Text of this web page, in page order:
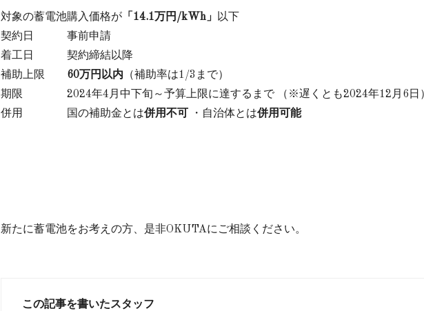
対象の蓄電池購入価格が 「14.1万円/kWh」 以下
契約日
事前申請
着工日
契約締結以降
補助上限
60万円以内
（補助率は1/3まで）
期限
2024年4月中下旬～予算上限に達するまで （※遅くとも2024年12月6日
併用
国の補助金とは併用不可 ・自治体とは併用可能
新たに蓄電池をお考えの方、是非OKUTAにご相談ください。
この記事を書いたスタッフ